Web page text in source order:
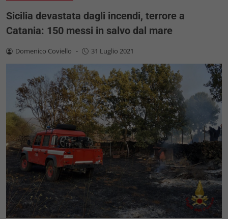
Sicilia devastata dagli incendi, terrore a
Catania: 150 messi in salvo dal mare
Domenico Coviello - 31 Luglio 2021